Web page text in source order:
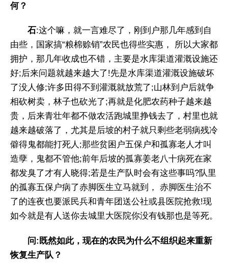
何？
石:这个嘛，就一言难尽了，刚到户那几年感到自
由些，国家搞“粮棉赊销”农民也得些实惠， 所以大家都
拥护，那几年收成也不错，主要是水库渠道灌溉设施还
好;后来问题就越来越大了!先是水库渠道灌溉设施破坏
了没人修;许多田得不到灌溉就放荒了;山林到户后就争
相砍树卖，林子也砍光了;再就是化肥农药种子越来越
贵，后来青壮年都不做农活跑城里挣钱去了，村里也就
越来越破落了，尤其是后坡的村子就只剩些老弱病残冷
僻得鬼都能打死人;那些贫困户五保户和孤寡老人才叫
造孽，鬼都不管他;前年后坡的孤寡姜老八十病死在家
都发臭了才有人晓得;若是生产队时会有这些事吗?队里
的孤寡五保户病了赤脚医生立马就到， 赤脚医生治不
了的连夜也要派民兵和青年团送公社或县医院抢救!现
如今就是有人送你去城里大医院你没有钱那也是等死。
问:既然如此，现在的农民为什么不组织起来重新
恢复生产队？